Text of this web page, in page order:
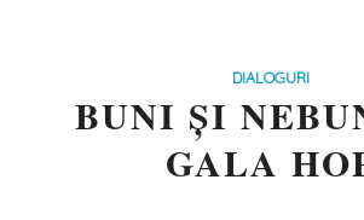
DIALOGURI
BUNI ȘI
GALA